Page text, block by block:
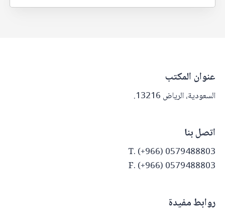
عنوان المكتب
السعودية، الرياض 13216.
اتصل بنا
T. (+966) 0579488803
F. (+966) 0579488803
روابط مفيدة